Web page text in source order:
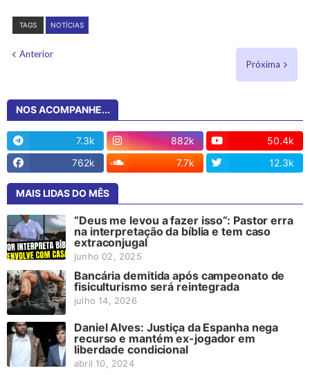
TAGS NOTÍCIAS
Anterior
Próxima
NOS ACOMPANHE...
7.3k 882k
50.4k
762k
7.7k 12.3k
MAIS LIDAS DO MÊS
“Deus me levou a fazer isso”: Pastor erra
na interpretação da bíblia e tem caso
extraconjugal
junho 02, 2025
Bancária demitida após campeonato de
fisiculturismo será reintegrada
julho 14, 2026
Daniel Alves: Justiça da Espanha nega
recurso e mantém ex-jogador em
liberdade condicional
abril 10, 2024